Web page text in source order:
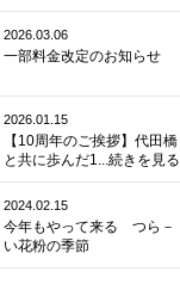
2026.03.06
一部料金改定のお知らせ
2026.01.15
【10周年のご挨拶】代田橋
と共に歩んだ1...続きを見る
2024.02.15
今年もやって来る つら－
い花粉の季節